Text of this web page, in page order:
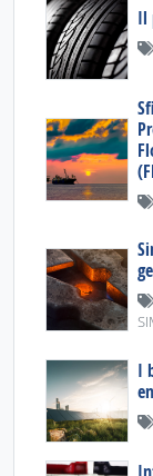
Il
I